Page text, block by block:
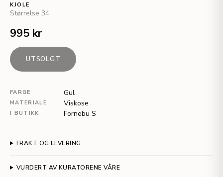
KJOLE
Størrelse 34
995 kr
UTSOLGT
FARGE Gul
MATERIALE Viskose
I BUTIKK Fornebu S
FRAKT OG LEVERING
VURDERT AV KURATORENE VÅRE